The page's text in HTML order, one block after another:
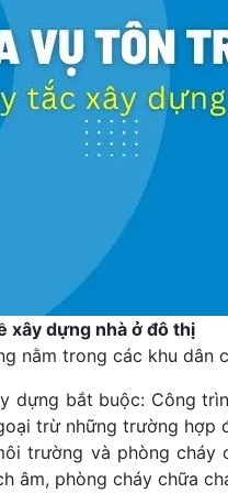
xây dựng nhà ở đô thị
nằm trong các khu dân
dựng bắt buộc: Công
trừ những trường hợp
trường và phòng
âm, phòng cháy chữa